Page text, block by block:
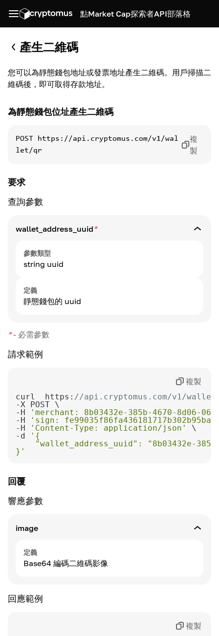
點Market Cap探索者API部落格
產生二維碼
您可以為靜態錢包地址或發票地址產生二維碼。用戶掃描二
維碼後，即可取得存款地址。
為靜態錢包位址產生二維碼
POST
https://api.cryptomus.com/v1/wal
let/qr
複
製
要求
查詢參數
wallet_address_uuid*
參數類型
string uuid
定義
靜態錢包的 uuid
*- 必需參數
請求範例
curl  https: //api.cryptomus.com/v1/
-H
'merchant: 8b03432e-385b-4670-8d06-
-H
'sign:
-H
'Content-Type: application/json'
-d
}'
複製
回覆
響應參數
image
定義
Base64 編碼二維碼影像
回應範例
複製